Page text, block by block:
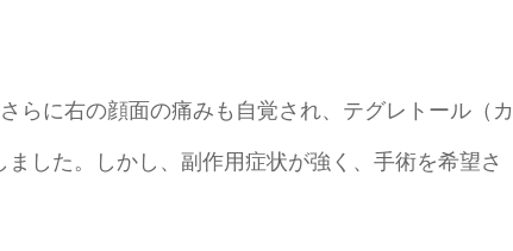
らに右の顔面の痛みも自覚され、テグレトール（カ
した。しかし、副作用症状が強く、手術を希望さ